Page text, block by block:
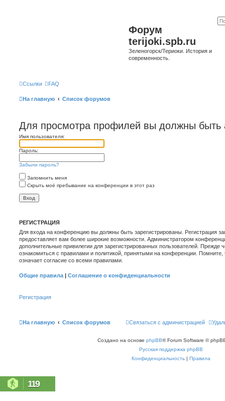
Форум
terijoki.spb.ru
Зеленогорск/Териоки. История и
современность.
Ссылки FAQ
На главную Список форумов
Для просмотра профилей вы должны быть
Имя пользователя:
Пароль:
Забыли пароль?
Запомнить меня
Скрыть моё пребывание на конференции в этот раз
РЕГИСТРАЦИЯ
Для входа на конференцию вы должны быть зарегистрированы. Регистрация
предоставляет вам более широкие возможности. Администратором
дополнительные привилегии для зарегистрированных пользователей. Прежде
ознакомиться с правилами и политикой, принятыми на конференции.
означает согласие со всеми правилами.
Общие правила | Соглашение о конфиденциальности
Регистрация
На главную Список форумов Связаться с администрацией
Создано на основе phpBB® Forum Software ©
Русская поддержка phpBB
Конфиденциальность | Правила
119